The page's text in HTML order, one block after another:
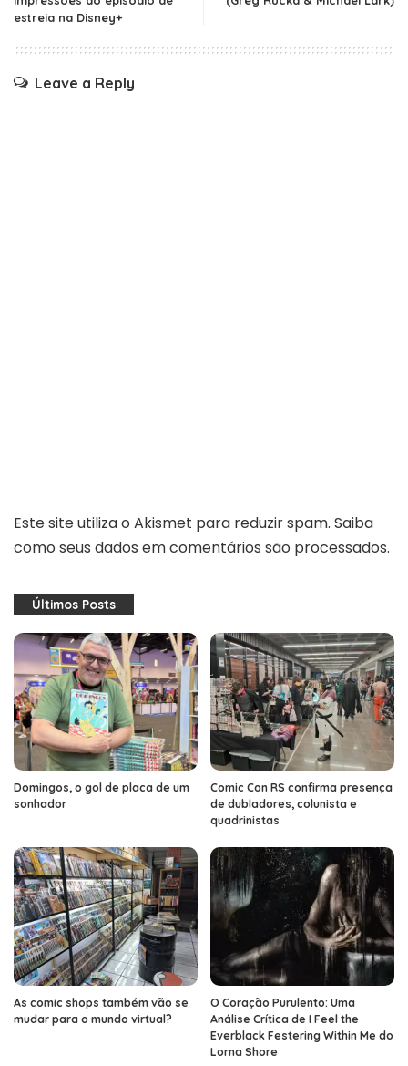
estreia na Disney+
Leave a Reply
Este site utiliza o Akismet para reduzir spam. Saiba
como seus dados em comentários são processados.
Últimos Posts
Domingos, o gol de placa de um
sonhador
Comic Con RS confirma presença
de dubladores, colunista e
quadrinistas
As comic shops também vão se
mudar para o mundo virtual?
O Coração Purulento: Uma
Análise Crítica de I Feel the
Everblack Festering Within Me do
Lorna Shore